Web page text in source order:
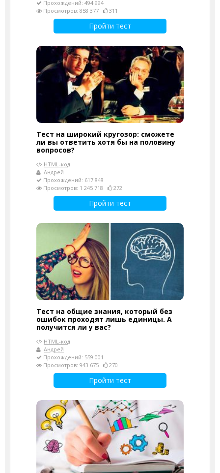
Прохождений: 494 994
Просмотров: 858 377
311
Пройти тест
Тест на широкий кругозор: сможете
ли вы ответить хотя бы на половину
вопросов?
HTML-код
Андрей
Прохождений: 617 848
Просмотров: 1 245 718
272
Пройти тест
Тест на общие знания, который без
ошибок проходят лишь единицы. А
получится ли у вас?
HTML-код
Андрей
Прохождений: 559 001
Просмотров: 943 675
270
Пройти тест